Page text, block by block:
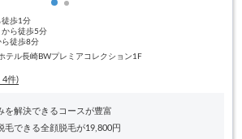
徒歩1分
から徒歩5分
ら徒歩8分
テル長崎BWプレミアコレクション1F
4件)
を解決できるコースが豊富
毛できる全顔脱毛が19,800円